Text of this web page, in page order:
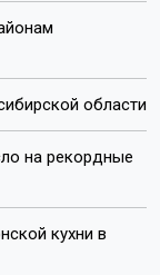
области
на рекордные
кухни в